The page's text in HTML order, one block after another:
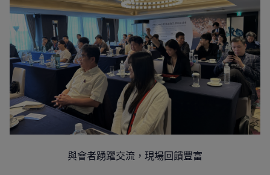
與會者踴躍交流，現場回饋豐富